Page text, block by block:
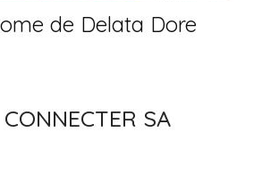
de Delata Dore
SA